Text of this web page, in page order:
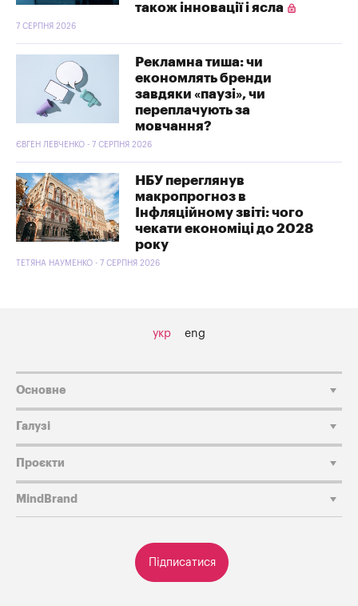
також інновації і ясла
7 СЕРПНЯ 2026
Рекламна тиша: чи
економлять бренди
завдяки «паузі», чи
переплачують за
мовчання?
ЄВГЕН ЛЕВЧЕНКО - 7 СЕРПНЯ 2026
НБУ переглянув
макропрогноз в
Інфляційному звіті: чого
чекати економіці до 2028
року
ТЕТЯНА НАУМЕНКО - 7 СЕРПНЯ 2026
укр eng
Підписатися
Основне
Галузі
Проєкти
MindBrand